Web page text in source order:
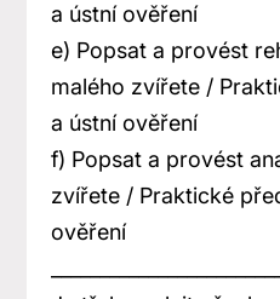
a ústní ověření
e) Popsat a provést
malého zvířete /
a ústní ověření
f) Popsat a provést
zvířete / Praktické
ověření